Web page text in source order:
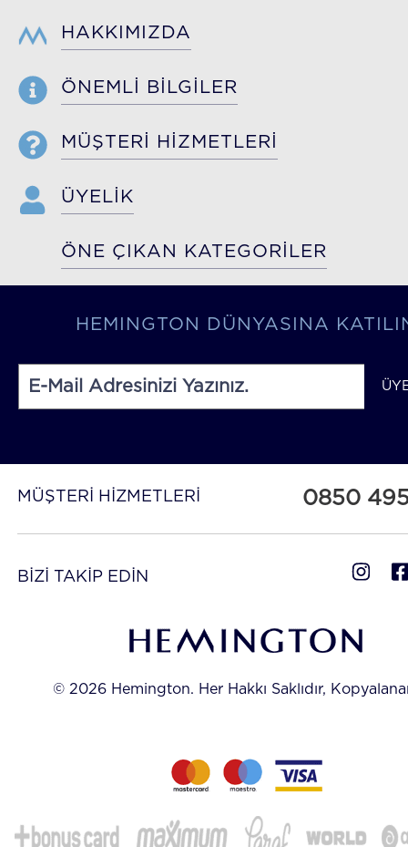
HAKKIMIZDA
ÖNEMLİ BİLGİLER
MÜŞTERİ HİZMETLERİ
ÜYELİK
ÖNE ÇIKAN KATEGORİLER
HEMINGTON DÜNYASINA
MÜŞTERİ HİZMETLERİ 0850
BİZİ TAKİP EDİN
© 2026 Hemington. Her Hakkı Saklıdır,